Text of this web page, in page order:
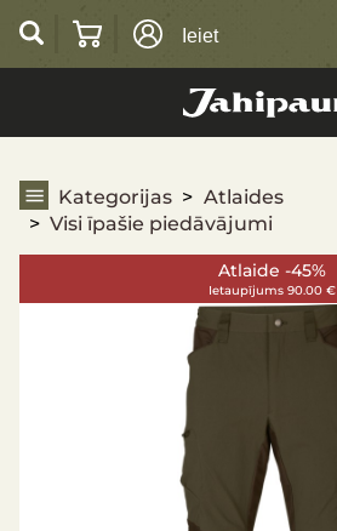
Ieiet
Kategorijas
Atlaides
Visi īpašie piedāvājumi
Atlaide -45%
Ietaupījums 90.00 €